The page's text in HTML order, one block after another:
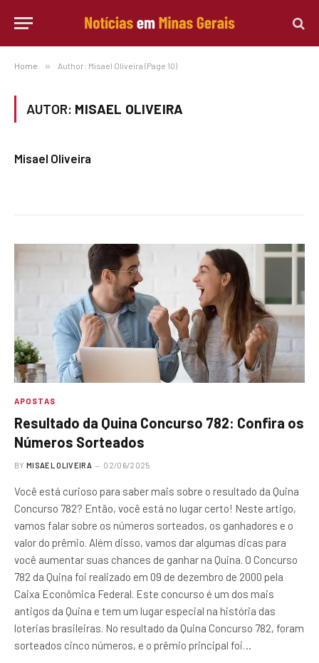
Home » Author: Misael Oliveira (Page 10)
AUTOR: MISAEL OLIVEIRA
Misael Oliveira
APOSTAS
Resultado da Quina Concurso 782: Confira os
Números Sorteados
BY MISAEL OLIVEIRA 02/06/2025
Você está curioso para saber mais sobre o resultado da Quina
Concurso 782? Então, você está no lugar certo! Neste artigo,
vamos falar sobre os números sorteados, os ganhadores e o
valor do prêmio. Além disso, vamos dar algumas dicas para
você aumentar suas chances de ganhar na Quina. O Concurso
782 da Quina foi realizado em 09 de dezembro de 2000 pela
Caixa Econômica Federal. Este concurso é um dos mais
antigos da Quina e tem um lugar especial na história das
loterias brasileiras. No resultado da Quina Concurso 782, foram
sorteados cinco números, e o prêmio principal foi…